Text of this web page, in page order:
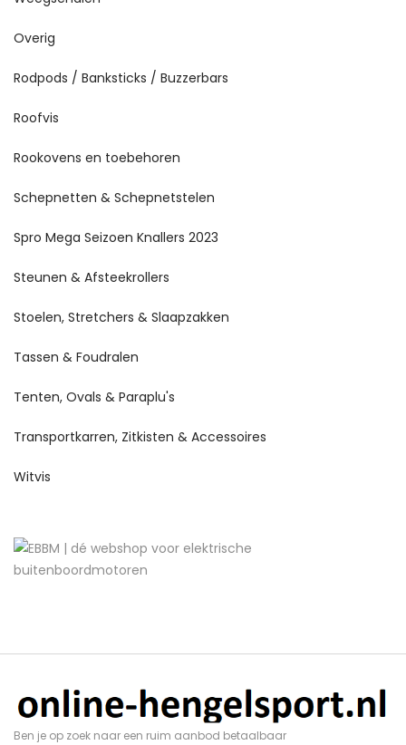
Overig
Rodpods / Banksticks / Buzzerbars
Roofvis
Rookovens en toebehoren
Schepnetten & Schepnetstelen
Spro Mega Seizoen Knallers 2023
Steunen & Afsteekrollers
Stoelen, Stretchers & Slaapzakken
Tassen & Foudralen
Tenten, Ovals & Paraplu's
Transportkarren, Zitkisten & Accessoires
Witvis
Ben je op zoek naar een ruim aanbod betaalbaar